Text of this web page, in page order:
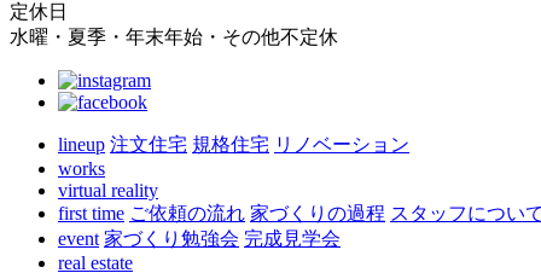
定休日
水曜・夏季・年末年始・その他不定休
lineup 注文住宅 規格住宅 リノベーション
works
virtual reality
first time ご依頼の流れ 家づくりの過程 スタッフについて
event 家づくり勉強会 完成見学会
real estate